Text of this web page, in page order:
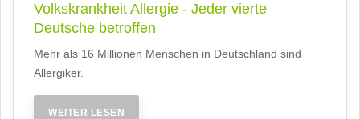
Volkskrankheit Allergie - Jeder vierte
Deutsche betroffen
Mehr als 16 Millionen Menschen in Deutschland sind
Allergiker.
WEITER LESEN